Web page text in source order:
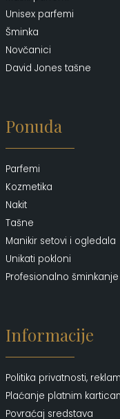
Unisex parfemi
Šminka
Novčanici
David Jones tašne
Ponuda
Parfemi
Kozmetika
Nakit
Tašne
Manikir setovi i ogledala
Unikati pokloni
Profesionalno šminkanje
Informacije
Politika privatnosti,
Plaćanje platnim
Povraćaj sredstava